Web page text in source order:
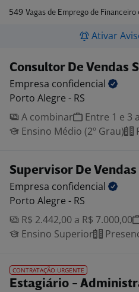
549 Vagas de Emprego de Financeiro
Ativar
Consultor De Vendas
Empresa confidencial
Porto Alegre - RS
A combinar
Entre 1 e 3
Ensino Médio (2º Grau)
Supervisor De
Empresa confidencial
Porto Alegre - RS
R$ 2.442,00 a R$ 7.000,00
Ensino Superior
CONTRATAÇÃO URGENTE
Estagiário -